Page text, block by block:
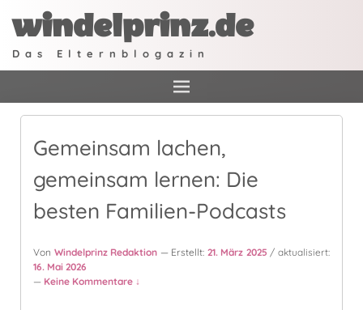
windelprinz.de
Das Elternblogazin
Gemeinsam lachen,
gemeinsam lernen: Die
besten Familien-Podcasts
Von Windelprinz Redaktion — Erstellt: 21. März 2025 / aktualisiert:
16. Mai 2026
— Keine Kommentare ↓